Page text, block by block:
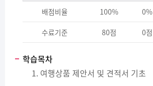
배점비율 100% 0%
수료기준 80점 0점
학습목차
여행상품 제안서 및 견적서 기초